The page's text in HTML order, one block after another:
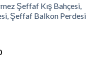
Şeffaf Kış Bahçesi,
Şeffaf Balkon Perdesi
Şu